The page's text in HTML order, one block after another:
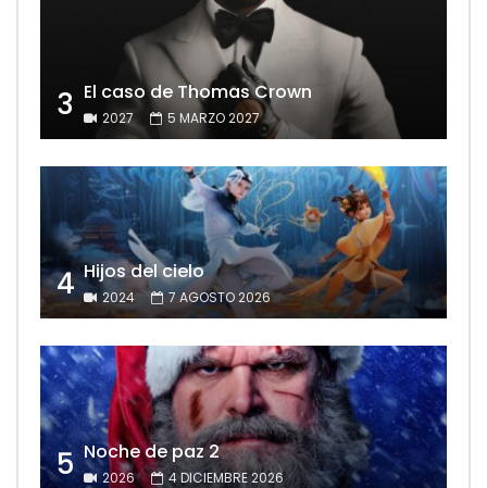
3 El caso de Thomas Crown
2027 5 MARZO 2027
4 Hijos del cielo
2024 7 AGOSTO 2026
5 Noche de paz 2
2026 4 DICIEMBRE 2026